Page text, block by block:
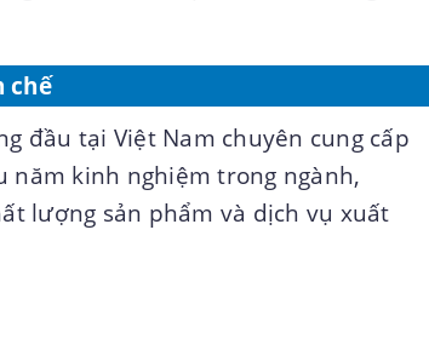
chế
đầu tại Việt Nam chuyên cung cấp
năm kinh nghiệm trong ngành,
lượng sản phẩm và dịch vụ xuất